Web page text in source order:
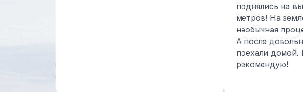
поднялись на
метров! На
необычная
А после
поехали домой.
рекомендую!